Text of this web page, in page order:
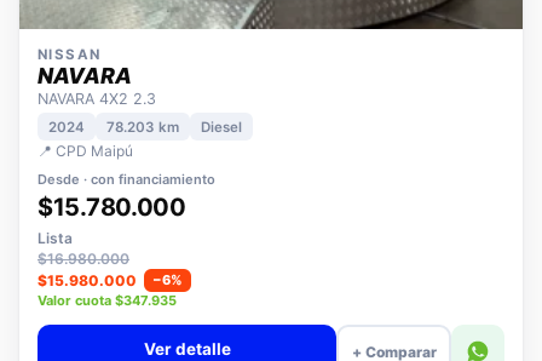
NISSAN
NAVARA
NAVARA 4X2 2.3
2024 78.203 km
📍 CPD Maipú
Desde · con financiamiento
$15.780.000
Lista
$16.980.000
$15.980.000
−6%
Valor cuota $347.935